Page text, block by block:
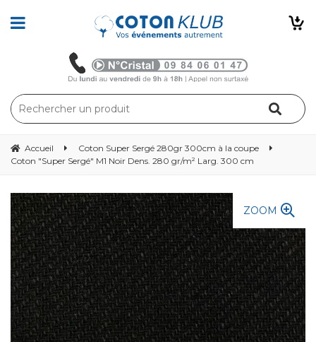
Accueil
Coton Super Sergé 280gr 300cm à la coupe
Coton "Super Sergé" M1 Noir Dens. 280 gr/m² Larg. 300 cm
ZOOM